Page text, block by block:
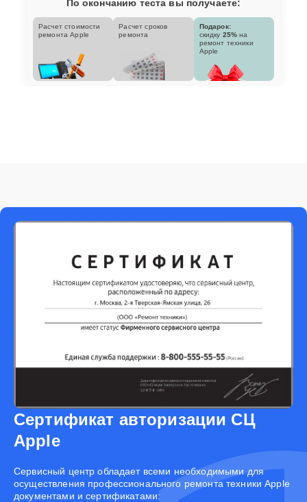
По окончанию теста вы получаете:
Расчет стоимости
ремонта Apple
Расчет сроков
ремонта
Подарок:
скидку 25% на
ремонт техники
Apple
Сертификат авторизации СЦ
Apple
Cервисный центр обладает всеми необходимыми для
осуществления профессионального ремонта техники Apple
документами и сертификатами: